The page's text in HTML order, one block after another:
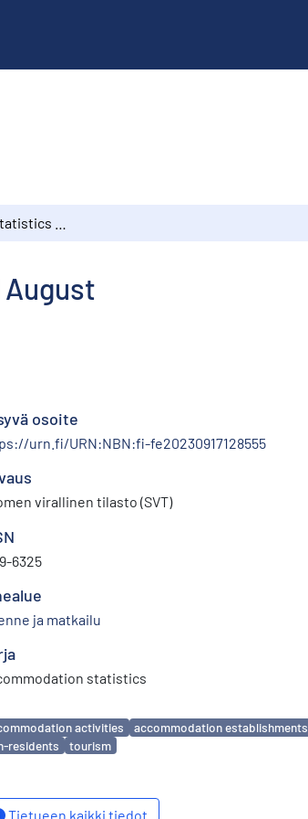
osoite
urn.fi/URN:NBN:fi-fe20230917128555
virallinen tilasto (SVT)
6325
ja matkailu
statistics
activities accommodation establishments
residents
tourism
Tietueen kaikki tiedot